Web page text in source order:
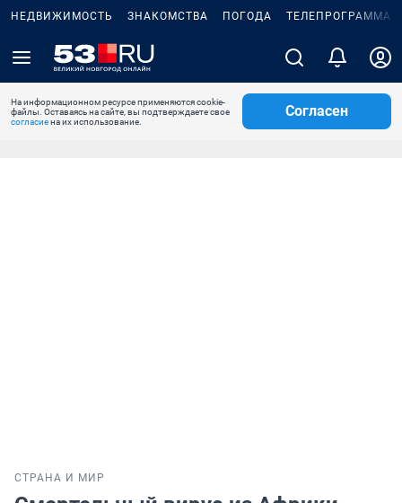
НЕДВИЖИМОСТЬ ЗНАКОМСТВА ПОГОДА ТЕЛЕПРОГРАММА
На информационном ресурсе применяются cookie-
файлы. Оставаясь на сайте, вы подтверждаете свое
согласиена их использование.
Согласен
СТРАНА И МИР